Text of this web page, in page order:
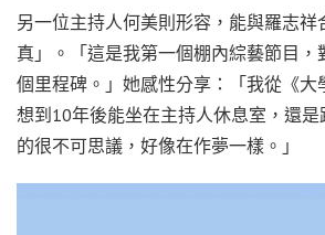
另一位主持人何美則形容，能與羅志祥
真」。「這是我第一個棚內綜藝節目，
個里程碑。」她感性分享：「我從《大
想到10年後能坐在主持人休息室，還
的很不可思議，好像在作夢一樣。」